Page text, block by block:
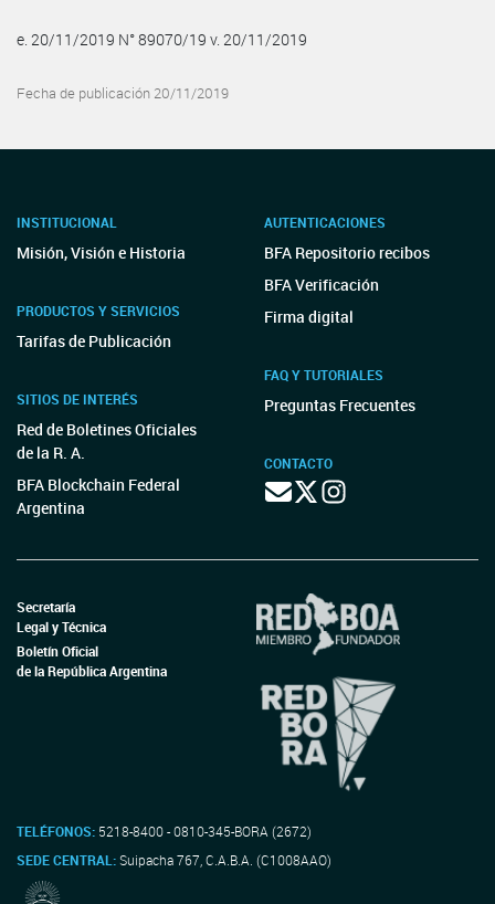
e. 20/11/2019 N° 89070/19 v. 20/11/2019
Fecha de publicación 20/11/2019
INSTITUCIONAL
Misión, Visión e Historia
PRODUCTOS Y SERVICIOS
Tarifas de Publicación
SITIOS DE INTERÉS
Red de Boletines Oficiales
de la R. A.
BFA Blockchain Federal
Argentina
AUTENTICACIONES
BFA Repositorio recibos
BFA Verificación
Firma digital
FAQ Y TUTORIALES
Preguntas Frecuentes
CONTACTO
Secretaría
Legal y Técnica
Boletín Oficial
de la República Argentina
TELÉFONOS: 5218-8400 - 0810-345-BORA (2672)
SEDE CENTRAL:Suipacha 767, C.A.B.A. (C1008AAO)